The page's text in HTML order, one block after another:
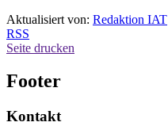
Aktualisiert von: Redaktion IAT
RSS
Seite drucken
Footer
Kontakt